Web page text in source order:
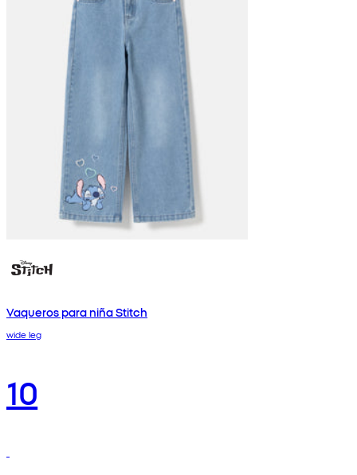
Vaqueros para niña Stitch
wide leg
10